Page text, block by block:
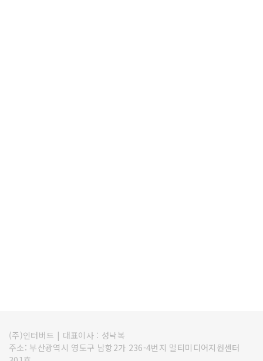
(주)인터버드 | 대표이사 : 성낙복
주소: 부산광역시 영도구 남항2가 236-4번지 멀티미디어지원센터